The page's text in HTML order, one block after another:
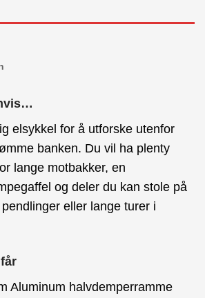
elsykkel for å utforske utenfor
banken. Du vil ha plenty
lange motbakker, en
og deler du kan stole på
eller lange turer i
Aluminum halvdemperramme